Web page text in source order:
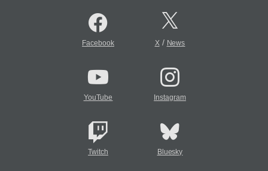
Facebook X/ News
YouTube Instagram
Twitch Bluesky